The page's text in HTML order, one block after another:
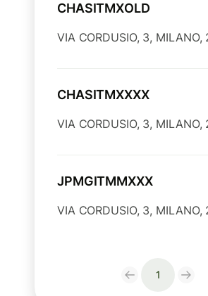
CHASITMXOLD
VIA CORDUSIO, 3, MILANO,
CHASITMXXXX
VIA CORDUSIO, 3, MILANO,
JPMGITMMXXX
VIA CORDUSIO, 3, MILANO,
1